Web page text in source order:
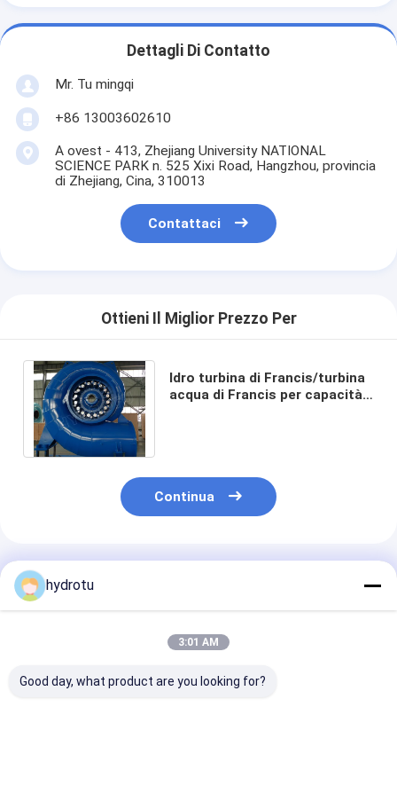
Dettagli Di Contatto
Mr. Tu mingqi
+86 13003602610
A ovest - 413, Zhejiang University NATIONAL
SCIENCE PARK n. 525 Xixi Road, Hangzhou, provincia
di Zhejiang, Cina, 310013
Contattaci
Ottieni Il Miglior Prezzo Per
Idro turbina di Francis/turbina
acqua di Francis per capacità
Continua
Prodotti Raccomandati
hydrotu
3:01 AM
Good day, what product are you looking for?